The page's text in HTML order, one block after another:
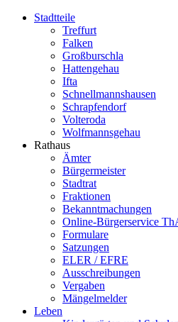
Stadtteile
Treffurt
Falken
Großburschla
Hattengehau
Ifta
Schnellmannshausen
Schrapfendorf
Volteroda
Wolfmannsgehau
Rathaus
Ämter
Bürgermeister
Stadtrat
Fraktionen
Bekanntmachungen
Online-Bürgerservice
Formulare
Satzungen
ELER / EFRE
Ausschreibungen
Vergaben
Mängelmelder
Leben